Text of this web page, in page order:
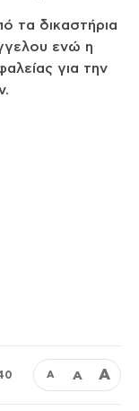
τα δικαστήρια
ενώ η
για την
Α Α Α